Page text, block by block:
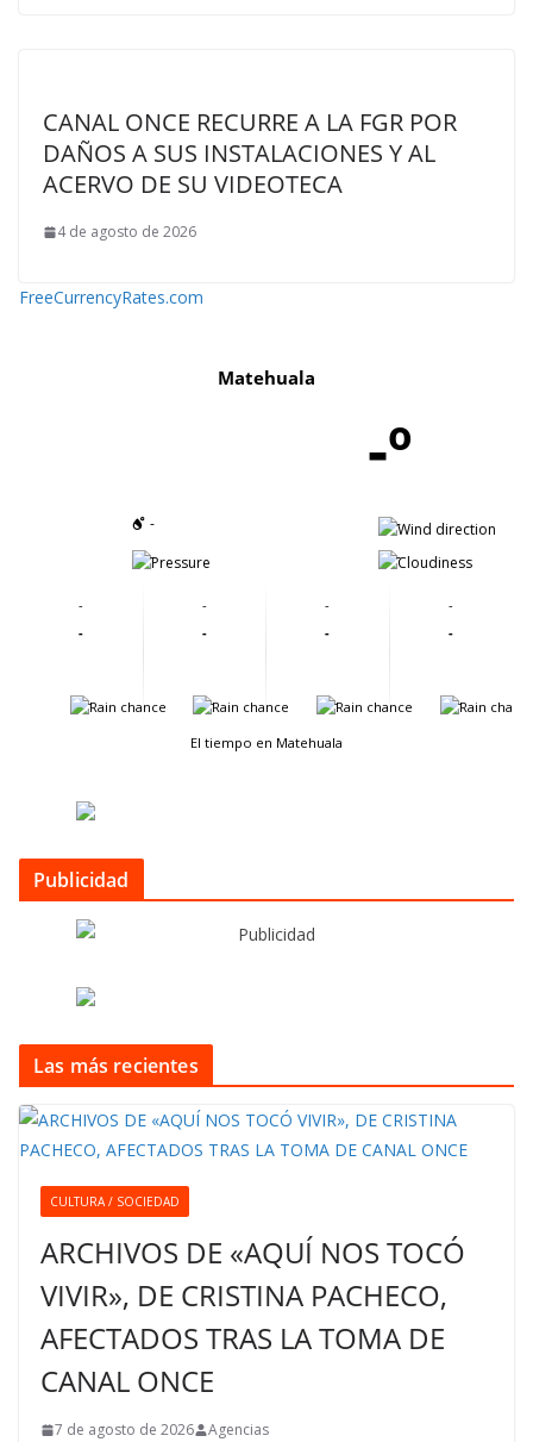
CANAL ONCE RECURRE A LA FGR POR
DAÑOS A SUS INSTALACIONES Y AL
ACERVO DE SU VIDEOTECA
4 de agosto de 2026
FreeCurrencyRates.com
Matehuala
-º
-
-
-
-
-
-
-
-
-
-
-
-
-
-
-
-
El tiempo en Matehuala
Publicidad
Las más recientes
CULTURA / SOCIEDAD
ARCHIVOS DE «AQUÍ NOS TOCÓ
VIVIR», DE CRISTINA PACHECO,
AFECTADOS TRAS LA TOMA DE
CANAL ONCE
7 de agosto de 2026 Agencias